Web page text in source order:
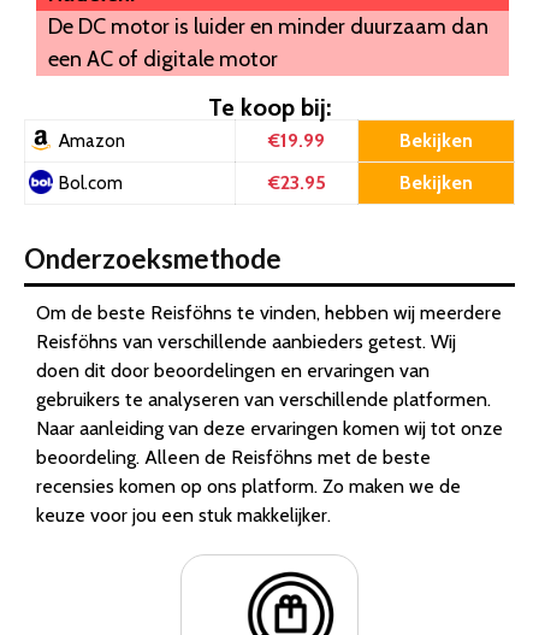
De DC motor is luider en minder duurzaam dan
een AC of digitale motor
Te koop bij:
Amazon €19.99 Bekijken
Bol.com €23.95 Bekijken
Onderzoeksmethode
Om de beste Reisföhns te vinden, hebben wij meerdere
Reisföhns van verschillende aanbieders getest. Wij
doen dit door beoordelingen en ervaringen van
gebruikers te analyseren van verschillende platformen.
Naar aanleiding van deze ervaringen komen wij tot onze
beoordeling. Alleen de Reisföhns met de beste
recensies komen op ons platform. Zo maken we de
keuze voor jou een stuk makkelijker.